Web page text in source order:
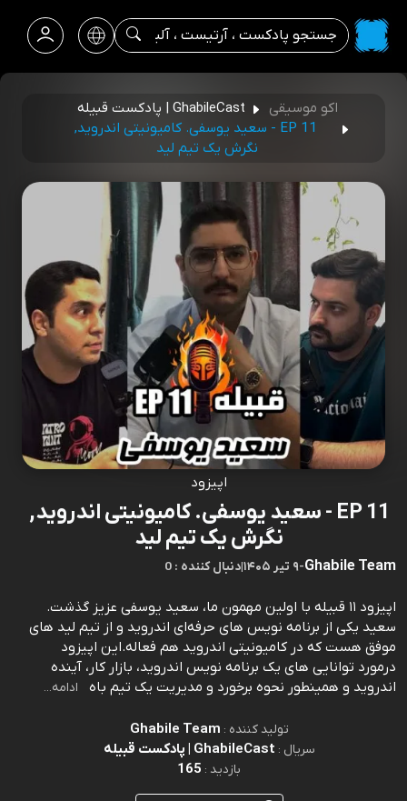
اکو موسیقی
GhabileCast | پادکست قبیله
EP 11 - سعید یوسفی. کامیونیتی اندروید,
نگرش یک تیم لید
اپیزود
EP 11 - سعید یوسفی. کامیونیتی اندروید,
نگرش یک تیم لید
Ghabile Team
-۹ تیر ۱۴۰۵ |0 : دنبال کننده
اپيزود ١١ قبيله با اولين مهمون ما، سعيد يوسفی عزيز گذشت.
سعيد يكی از برنامه نويس های حرفه‌ای اندرويد و از تیم لید های
موفق هست كه در كاميونيتی اندرويد هم فعاله.اين اپيزود
درمورد توانايی های يک برنامه نويس اندرويد، بازار كار، آينده
اندرويد و همينطور نحوه برخورد و مديريت یک تيم باه
ادامه...
تولید کننده : Ghabile Team
سریال : GhabileCast | پادکست قبیله
بازدید : 165